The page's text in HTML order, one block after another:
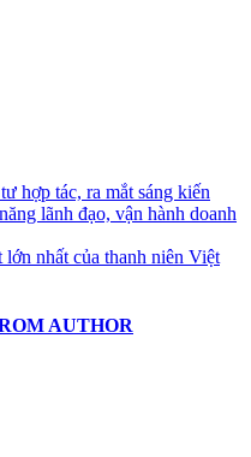
hợp tác, ra mắt sáng kiến
lãnh đạo, vận hành doanh
nhất của thanh niên Việt
AUTHOR